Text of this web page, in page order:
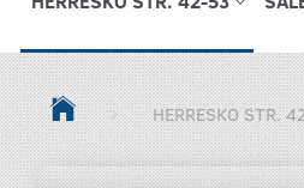
HERRESKO STR.